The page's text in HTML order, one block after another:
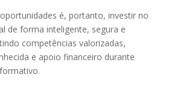
é, portanto, investir no
de forma inteligente, segura e
competências valorizadas,
e apoio financeiro durante